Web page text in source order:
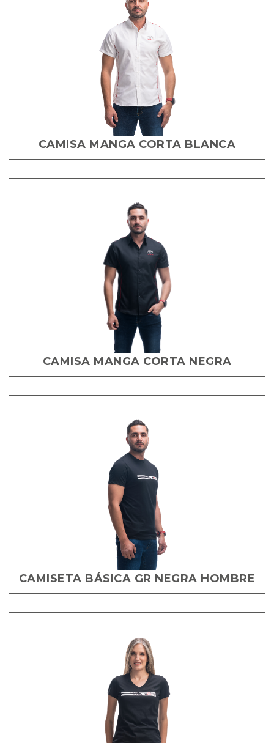
CAMISA MANGA CORTA BLANCA
CAMISA MANGA CORTA NEGRA
CAMISETA BÁSICA GR NEGRA HOMBRE